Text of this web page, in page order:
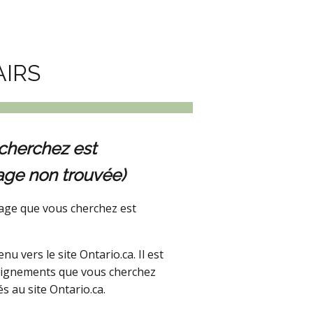
est
non trouvée)
que vous cherchez est
vers le site Ontario.ca. Il est
que vous cherchez
au site Ontario.ca.